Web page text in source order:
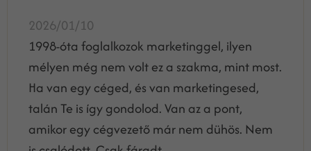
2026/01/10
1998-óta foglalkozok marketinggel, ilyen
mélyen még nem volt ez a szakma, mint most.
Ha van egy céged, és van marketingesed,
talán Te is így gondolod. Van az a pont,
amikor egy cégvezető már nem dühös. Nem